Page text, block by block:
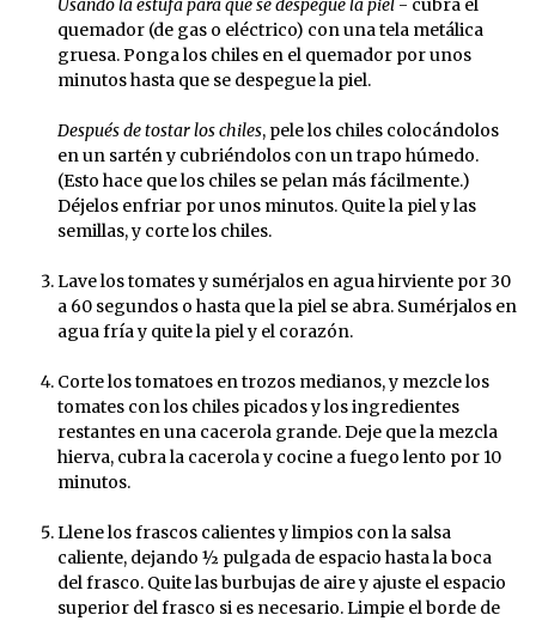
Usando la estufa para que se despegue la piel - cubra el
quemador (de gas o eléctrico) con una tela metálica
gruesa. Ponga los chiles en el quemador por unos
minutos hasta que se despegue la piel.
Después de tostar los chiles, pele los chiles colocándolos
en un sartén y cubriéndolos con un trapo húmedo.
(Esto hace que los chiles se pelan más fácilmente.)
Déjelos enfriar por unos minutos. Quite la piel y las
semillas, y corte los chiles.
Lave los tomates y sumérjalos en agua hirviente por 30
a 60 segundos o hasta que la piel se abra. Sumérjalos en
agua fría y quite la piel y el corazón.
Corte los tomatoes en trozos medianos, y mezcle los
tomates con los chiles picados y los ingredientes
restantes en una cacerola grande. Deje que la mezcla
hierva, cubra la cacerola y cocine a fuego lento por 10
minutos.
Llene los frascos calientes y limpios con la salsa
caliente, dejando ½ pulgada de espacio hasta la boca
del frasco. Quite las burbujas de aire y ajuste el espacio
superior del frasco si es necesario. Limpie el borde de